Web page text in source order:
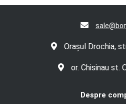
Orașul Drochia,
or. Chisinau st.
Despre